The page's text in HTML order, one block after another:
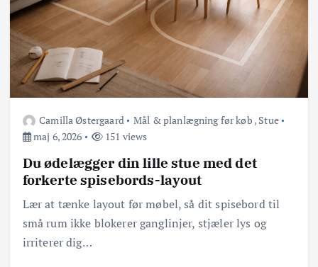
Camilla Østergaard Mål & planlægning før køb , Stue
maj 6, 2026
151 views
Du ødelægger din lille stue med det
forkerte spisebords-layout
Lær at tænke layout før møbel, så dit spisebord til
små rum ikke blokerer ganglinjer, stjæler lys og
irriterer dig…